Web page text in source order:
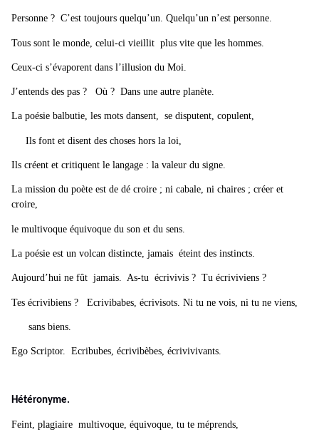
Personne ? C’est toujours quelqu’un. Quelqu’un n’est personne.
Tous sont le monde, celui-ci vieillit plus vite que les hommes.
Ceux-ci s’évaporent dans l’illusion du Moi.
J’entends des pas ? Où ? Dans une autre planète.
La poésie balbutie, les mots dansent, se disputent, copulent,
Ils font et disent des choses hors la loi,
Ils créent et critiquent le langage : la valeur du signe.
La mission du poète est de dé croire ; ni cabale, ni chaires ; créer et
croire,
le multivoque équivoque du son et du sens.
La poésie est un volcan distincte, jamais éteint des instincts.
Aujourd’hui ne fût jamais. As-tu écrivivis ? Tu écriviviens ?
Tes écrivibiens ? Ecrivibabes, écrivisots. Ni tu ne vois, ni tu ne viens,
sans biens.
Ego Scriptor. Ecribubes, écrivibèbes, écrivivivants.
Hétéronyme.
Feint, plagiaire multivoque, équivoque, tu te méprends,